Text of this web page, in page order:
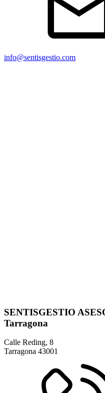
info@sentisgestio.com
SENTISGESTIO
Tarragona
Calle Reding, 8
Tarragona 43001